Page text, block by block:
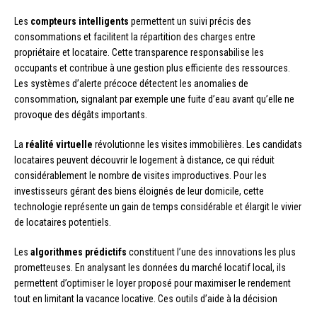
Les compteurs intelligents permettent un suivi précis des
consommations et facilitent la répartition des charges entre
propriétaire et locataire. Cette transparence responsabilise les
occupants et contribue à une gestion plus efficiente des ressources.
Les systèmes d’alerte précoce détectent les anomalies de
consommation, signalant par exemple une fuite d’eau avant qu’elle ne
provoque des dégâts importants.
La réalité virtuelle révolutionne les visites immobilières. Les candidats
locataires peuvent découvrir le logement à distance, ce qui réduit
considérablement le nombre de visites improductives. Pour les
investisseurs gérant des biens éloignés de leur domicile, cette
technologie représente un gain de temps considérable et élargit le vivier
de locataires potentiels.
Les algorithmes prédictifs constituent l’une des innovations les plus
prometteuses. En analysant les données du marché locatif local, ils
permettent d’optimiser le loyer proposé pour maximiser le rendement
tout en limitant la vacance locative. Ces outils d’aide à la décision